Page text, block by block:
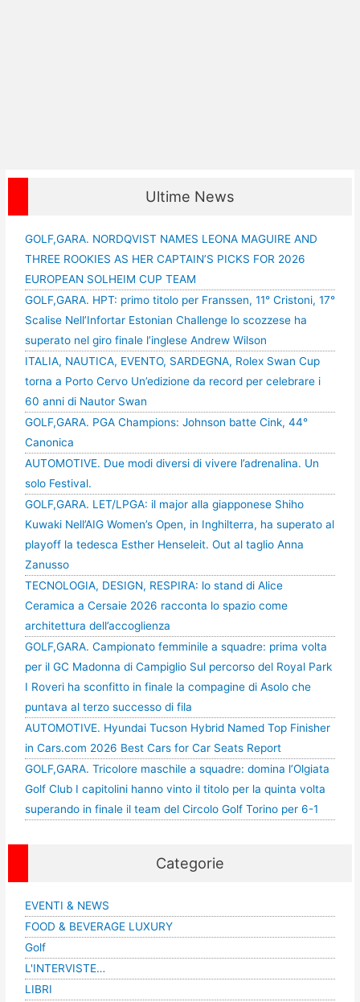
Ultime News
GOLF,GARA. NORDQVIST NAMES LEONA MAGUIRE AND
THREE ROOKIES AS HER CAPTAIN’S PICKS FOR 2026
EUROPEAN SOLHEIM CUP TEAM
GOLF,GARA. HPT: primo titolo per Franssen, 11° Cristoni, 17°
Scalise Nell’Infortar Estonian Challenge lo scozzese ha
superato nel giro finale l’inglese Andrew Wilson
ITALIA, NAUTICA, EVENTO, SARDEGNA, Rolex Swan Cup
torna a Porto Cervo Un’edizione da record per celebrare i
60 anni di Nautor Swan
GOLF,GARA. PGA Champions: Johnson batte Cink, 44°
Canonica
AUTOMOTIVE. Due modi diversi di vivere l’adrenalina. Un
solo Festival.
GOLF,GARA. LET/LPGA: il major alla giapponese Shiho
Kuwaki Nell’AIG Women’s Open, in Inghilterra, ha superato al
playoff la tedesca Esther Henseleit. Out al taglio Anna
Zanusso
TECNOLOGIA, DESIGN, RESPIRA: lo stand di Alice
Ceramica a Cersaie 2026 racconta lo spazio come
architettura dell’accoglienza
GOLF,GARA. Campionato femminile a squadre: prima volta
per il GC Madonna di Campiglio Sul percorso del Royal Park
I Roveri ha sconfitto in finale la compagine di Asolo che
puntava al terzo successo di fila
AUTOMOTIVE. Hyundai Tucson Hybrid Named Top Finisher
in Cars.com 2026 Best Cars for Car Seats Report
GOLF,GARA. Tricolore maschile a squadre: domina l’Olgiata
Golf Club I capitolini hanno vinto il titolo per la quinta volta
superando in finale il team del Circolo Golf Torino per 6-1
Categorie
EVENTI & NEWS
FOOD & BEVERAGE LUXURY
Golf
L'INTERVISTE…
LIBRI